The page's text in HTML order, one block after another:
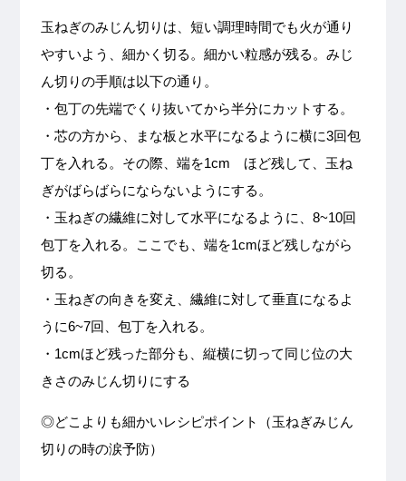
玉ねぎのみじん切りは、短い調理時間でも火が通り
やすいよう、細かく切る。細かい粒感が残る。みじ
ん切りの手順は以下の通り。
・包丁の先端でくり抜いてから半分にカットする。
・芯の方から、まな板と水平になるように横に3回包
丁を入れる。その際、端を1cm ほど残して、玉ね
ぎがばらばらにならないようにする。
・玉ねぎの繊維に対して水平になるように、8~10回
包丁を入れる。ここでも、端を1cmほど残しながら
切る。
・玉ねぎの向きを変え、繊維に対して垂直になるよ
うに6~7回、包丁を入れる。
・1cmほど残った部分も、縦横に切って同じ位の大
きさのみじん切りにする
◎どこよりも細かいレシピポイント（玉ねぎみじん
切りの時の涙予防）